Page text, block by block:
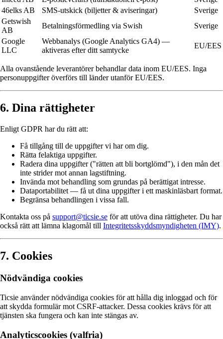
46elks AB
SMS-utskick (biljetter & aviseringar)
Sverige
Getswish
AB
Betalningsförmedling via Swish
Sverige
Google
LLC
Webbanalys (Google Analytics GA4) —
aktiveras efter ditt samtycke
EU/EES
Alla ovanstående leverantörer behandlar data inom EU/EES. Inga
personuppgifter överförs till länder utanför EU/EES.
6. Dina rättigheter
Enligt GDPR har du rätt att:
Få tillgång till de uppgifter vi har om dig.
Rätta felaktiga uppgifter.
Radera dina uppgifter ("rätten att bli bortglömd"), i den mån det
inte strider mot annan lagstiftning.
Invända mot behandling som grundas på berättigat intresse.
Dataportabilitet — få ut dina uppgifter i ett maskinläsbart format.
Begränsa behandlingen i vissa fall.
Kontakta oss på support@ticsie.se för att utöva dina rättigheter. Du har
också rätt att lämna klagomål till Integritetsskyddsmyndigheten (IMY).
7. Cookies
Nödvändiga cookies
Ticsie använder nödvändiga cookies för att hålla dig inloggad och för
att skydda formulär mot CSRF-attacker. Dessa cookies krävs för att
tjänsten ska fungera och kan inte stängas av.
Analyticscookies (valfria)